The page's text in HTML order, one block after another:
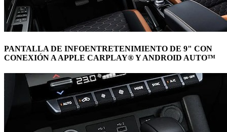
PANTALLA DE INFOENTRETENIMIENTO DE 9" CON
CONEXIÓN A APPLE CARPLAY® Y ANDROID AUTO™